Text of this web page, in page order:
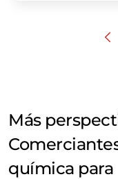
Más
química para